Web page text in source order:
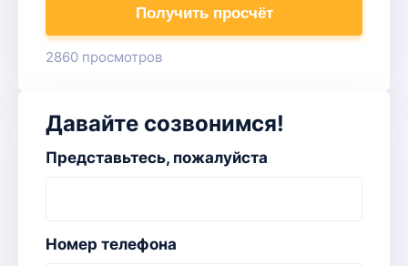
Получить просчёт
2860 просмотров
Давайте созвонимся!
Представьтесь, пожалуйста
Номер телефона